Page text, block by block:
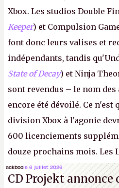
Xbox. Les studios Double
Keeper) et Compulsion
font donc leurs valises et
indépendants, tandis
State of Decay) et Ninja
sont revendus – le nom des
encore été dévoilé. Ce n'est
division Xbox à l'agonie
600 licenciements
douze prochains mois. Les
(Dishonored, Deathloop)
prochaines victimes,
ackboole 6 juillet 2026
CD Projekt annonce